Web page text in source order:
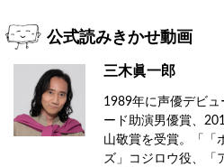
公式読みきかせ動画
三木眞一郎
1989年に声優デビ
ード助演男優賞、
山敬賞を受賞。「「
ズ」コジロウ役、「